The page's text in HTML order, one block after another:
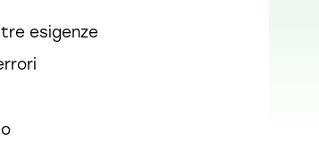
esigenze